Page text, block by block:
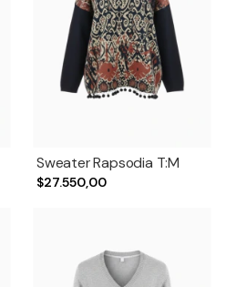
Sweater Rapsodia T:M
$27.550,00